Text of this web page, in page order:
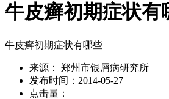
牛皮癣初期症状有
牛皮癣初期症状有哪些
来源： 郑州市银屑病研究所
发布时间：2014-05-27
点击量：